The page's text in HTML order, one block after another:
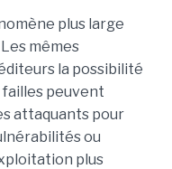
plus large
mêmes
la possibilité
failles peuvent
attaquants pour
ou
plus